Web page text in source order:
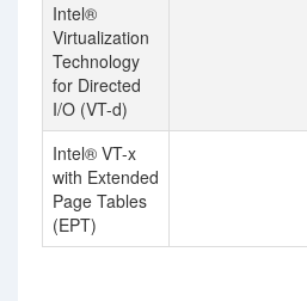
Intel®
Virtualization
Technology
for Directed
I/O (VT-d)
Intel® VT-x
with Extended
Page Tables
(EPT)